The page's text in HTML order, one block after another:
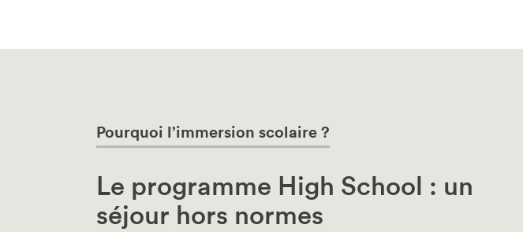
Pourquoi l’immersion scolaire ?
Le programme High School : un
séjour hors normes